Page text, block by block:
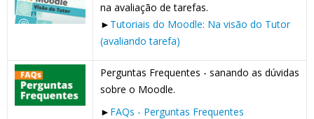
na avaliação de tarefas.
► Tutoriais do Moodle: Na visão do Tutor
(avaliando tarefa)
Perguntas Frequentes - sanando as dúvidas
sobre o Moodle.
► FAQs - Perguntas Frequentes